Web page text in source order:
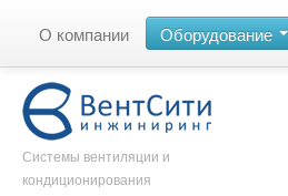
О компании Оборудование
Системы вентиляции и
кондиционирования